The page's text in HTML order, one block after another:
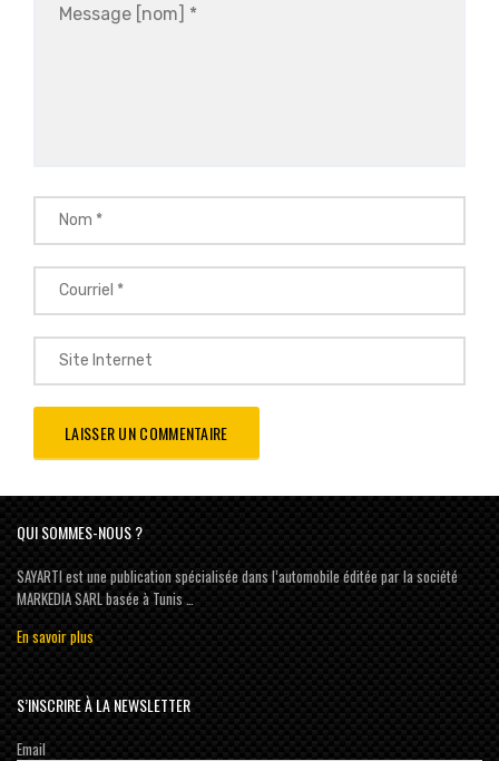
QUI SOMMES-NOUS ?
SAYARTI est une publication spécialisée dans l’automobile éditée par la société
MARKEDIA SARL basée à Tunis …
En savoir plus
S’INSCRIRE À LA NEWSLETTER
Email